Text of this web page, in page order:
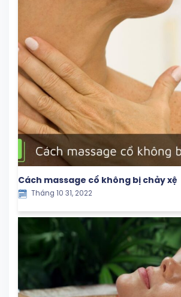
Cách massage cổ không bị chảy xệ
Tháng 10 31, 2022